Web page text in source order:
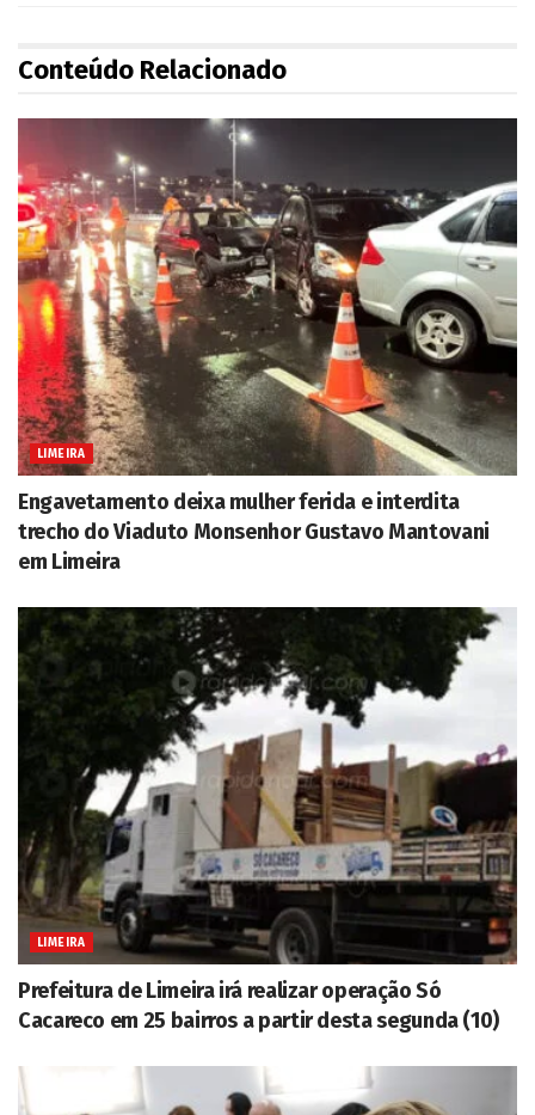
Conteúdo Relacionado
LIMEIRA
Engavetamento deixa mulher ferida e interdita
trecho do Viaduto Monsenhor Gustavo Mantovani
em Limeira
LIMEIRA
Prefeitura de Limeira irá realizar operação Só
Cacareco em 25 bairros a partir desta segunda (10)